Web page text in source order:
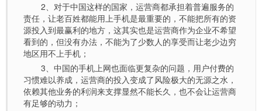
2、对于中国这样的国家，运营商都承担着普遍服务的
责任，让老百姓都能用上手机是最重要的，不能把所有的资
源投入到最赢利的地方，这其实也是运营商作为企业不希望
看到的，但没有办法，不能为了少数人的享受而让老少边穷
地区用不上手机；
3、中国的手机上网也面临更复杂的问题，用户付费的
习惯难以养成，运营商的投入变成了风险极大的无源之水，
依赖其他业务的利润来支撑显然不能长久，也不会让运营商
有足够的动力；